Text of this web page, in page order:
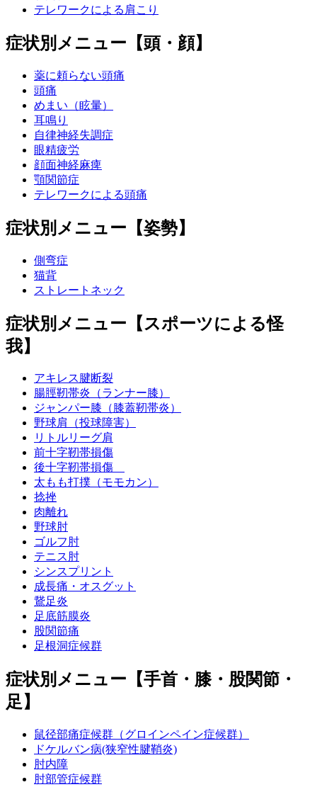
テレワークによる肩こり
症状別メニュー【頭・顔】
薬に頼らない頭痛
頭痛
めまい（眩暈）
耳鳴り
自律神経失調症
眼精疲労
顔面神経麻痺
顎関節症
テレワークによる頭痛
症状別メニュー【姿勢】
側弯症
猫背
ストレートネック
症状別メニュー【スポーツによる怪
我】
アキレス腱断裂
腸脛靭帯炎（ランナー膝）
ジャンパー膝（膝蓋靭帯炎）
野球肩（投球障害）
リトルリーグ肩
前十字靭帯損傷
後十字靭帯損傷
太もも打撲（モモカン）
捻挫
肉離れ
野球肘
ゴルフ肘
テニス肘
シンスプリント
成長痛・オスグット
鵞足炎
足底筋膜炎
股関節痛
足根洞症候群
症状別メニュー【手首・膝・股関節・
足】
鼠径部痛症候群（グロインペイン症候群）
ドケルバン病(狭窄性腱鞘炎)
肘内障
肘部管症候群